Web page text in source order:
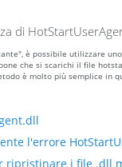
di
è possibile utilizzare
che si scarichi il file
è molto più semplice in
l'errore
ripristinare i file .dll